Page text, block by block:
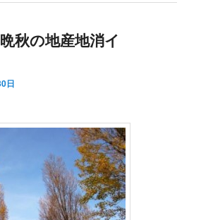
秋の地産地消イ
日